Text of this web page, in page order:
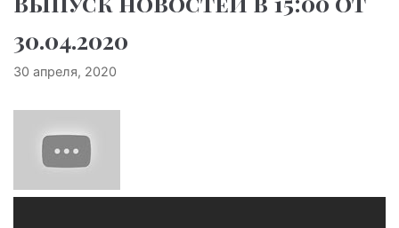
30.04.2020
30 апреля, 2020